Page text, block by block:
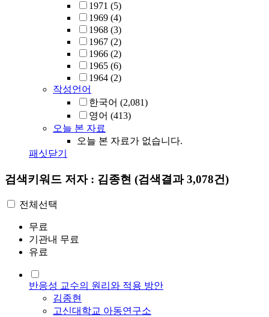
1971 (5)
1969 (4)
1968 (3)
1967 (2)
1966 (2)
1965 (6)
1964 (2)
작성언어
한국어 (2,081)
영어 (413)
오늘 본 자료
오늘 본 자료가 없습니다.
패싯닫기
검색키워드 저자 : 김종현 (검색결과 3,078건)
전체선택
무료
기관내 무료
유료
반응성 교수의 원리와 적용 방안
김종현
고신대학교 아동연구소